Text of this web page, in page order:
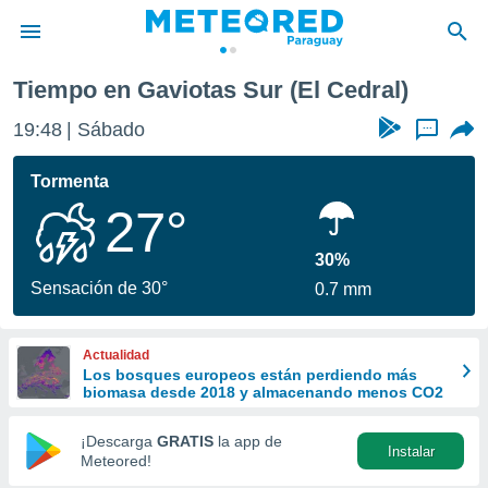
de
ha
para
que se
calidad.
a este
las
y
forma
digital
basada
Tiempo en Gaviotas Sur (El Cedral)
19:48 Sábado ...
Tormenta
27°
Sensación de 30°
30%
0.7 mm
Actualidad
Los bosques europeos están perdiendo más
biomasa desde 2018 y almacenando menos CO2
¡Descarga GRATIS la app de
Meteored!
Instalar